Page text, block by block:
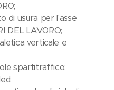
di usura per l'asse
DEL LAVORO;
verticale e
spartitraffico;